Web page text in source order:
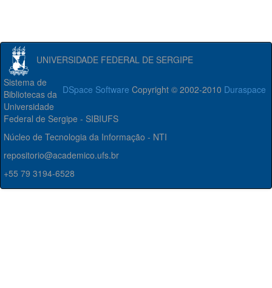
UNIVERSIDADE FEDERAL DE SERGIPE
DSpace Software Copyright © 2002-2010 Duraspace
Sistema de
Bibliotecas da
Universidade
Federal de Sergipe - SIBIUFS
Núcleo de Tecnologia da Informação - NTI
repositorio@academico.ufs.br
+55 79 3194-6528